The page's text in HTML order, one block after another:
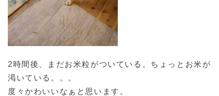
2時間後、まだお米粒がついている。ちょっとお米が
渇いている。。。
度々かわいいなぁと思います。